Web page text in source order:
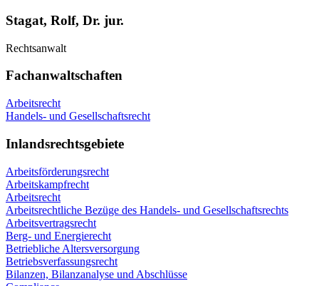
Stagat, Rolf, Dr. jur.
Rechtsanwalt
Fachanwaltschaften
Arbeitsrecht
Handels- und Gesellschaftsrecht
Inlandsrechtsgebiete
Arbeitsförderungsrecht
Arbeitskampfrecht
Arbeitsrecht
Arbeitsrechtliche Bezüge des Handels- und Gesellschaftsrechts
Arbeitsvertragsrecht
Berg- und Energierecht
Betriebliche Altersversorgung
Betriebsverfassungsrecht
Bilanzen, Bilanzanalyse und Abschlüsse